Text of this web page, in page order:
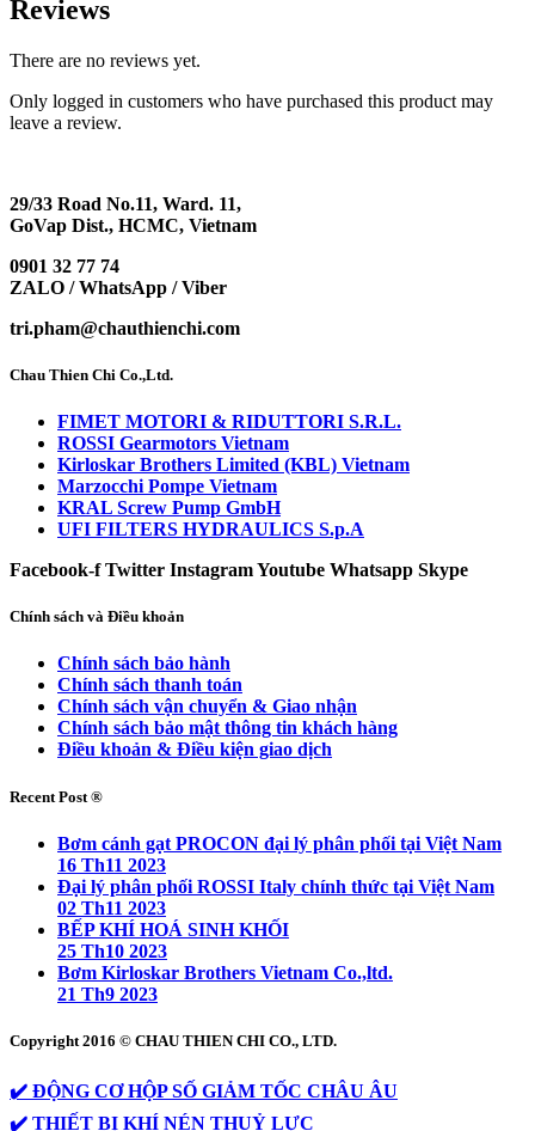
Reviews
There are no reviews yet.
Only logged in customers who have purchased this product may
leave a review.
29/33 Road No.11, Ward. 11,
GoVap Dist., HCMC, Vietnam
0901 32 77 74
ZALO / WhatsApp / Viber
tri.pham@chauthienchi.com
Chau Thien Chi Co.,Ltd.
FIMET MOTORI & RIDUTTORI S.R.L.
ROSSI Gearmotors Vietnam
Kirloskar Brothers Limited (KBL) Vietnam
Marzocchi Pompe Vietnam
KRAL Screw Pump GmbH
UFI FILTERS HYDRAULICS S.p.A
Facebook-f Twitter InstagramYoutube Whatsapp Skype
Chính sách và Điều khoản
Chính sách bảo hành
Chính sách thanh toán
Chính sách vận chuyển & Giao nhận
Chính sách bảo mật thông tin khách hàng
Điều khoản & Điều kiện giao dịch
Recent Post ®
Bơm cánh gạt PROCON đại lý phân phối tại Việt Nam
16 Th11 2023
Đại lý phân phối ROSSI Italy chính thức tại Việt Nam
02 Th11 2023
BẾP KHÍ HOÁ SINH KHỐI
25 Th10 2023
Bơm Kirloskar Brothers Vietnam Co.,ltd.
21 Th9 2023
Copyright 2016 © CHAU THIEN CHI CO., LTD.
✔️ ĐỘNG CƠ HỘP SỐ GIẢM TỐC CHÂU ÂU
✔️ THIẾT BỊ KHÍ NÉN THUỶ LỰC